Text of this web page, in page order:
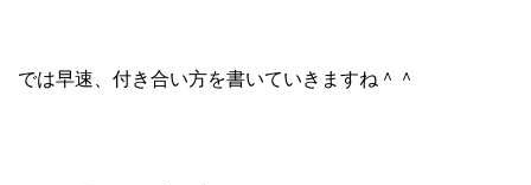
では早速、付き合い方を書いていきますね＾＾